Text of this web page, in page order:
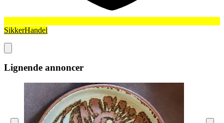
SikkerHandel
Lignende annoncer